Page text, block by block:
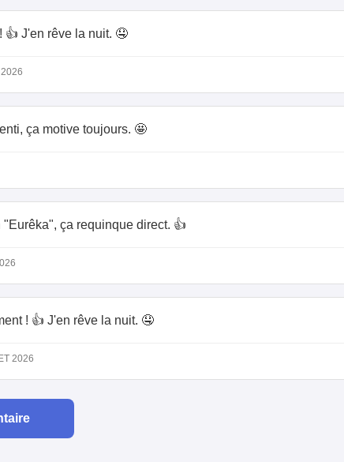
👍 J'en rêve la nuit. 🤤
ça motive toujours. 🤩
ça requinque direct. 👍
! 👍 J'en rêve la nuit. 🤤
2026